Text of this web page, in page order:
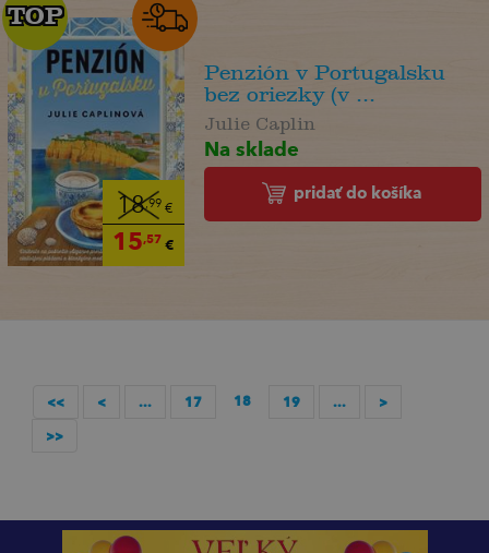
18,99 €
15,57 €
TOP
TOP
Penzión v Portugalsku
bez oriezky (v ...
Julie Caplin
Na sklade
pridať do košíka
<< < ... 17 18 19 ... >
>>